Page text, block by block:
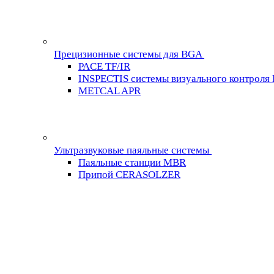
Прецизионные системы для BGA
PACE TF/IR
INSPECTIS системы визуального контроля
METCAL APR
Ультразвуковые паяльные системы
Паяльные станции MBR
Припой CERASOLZER